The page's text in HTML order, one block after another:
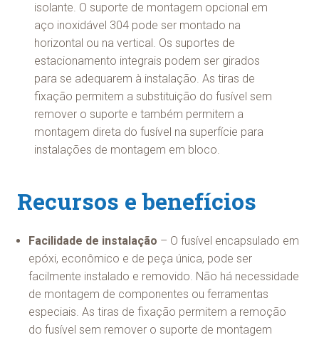
isolante. O suporte de montagem opcional em
aço inoxidável 304 pode ser montado na
horizontal ou na vertical. Os suportes de
estacionamento integrais podem ser girados
para se adequarem à instalação. As tiras de
fixação permitem a substituição do fusível sem
remover o suporte e também permitem a
montagem direta do fusível na superfície para
instalações de montagem em bloco.
Recursos e benefícios
Facilidade de instalação – O fusível encapsulado em
epóxi, econômico e de peça única, pode ser
facilmente instalado e removido. Não há necessidade
de montagem de componentes ou ferramentas
especiais. As tiras de fixação permitem a remoção
do fusível sem remover o suporte de montagem